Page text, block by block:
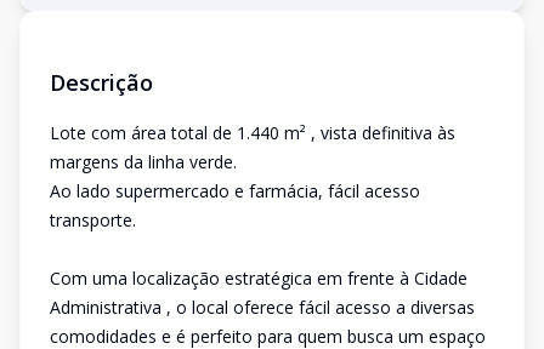
Descrição
Lote com área total de 1.440 m² , vista definitiva às
margens da linha verde.
Ao lado supermercado e farmácia, fácil acesso
transporte.
Com uma localização estratégica em frente à Cidade
Administrativa , o local oferece fácil acesso a diversas
comodidades e é perfeito para quem busca um espaço